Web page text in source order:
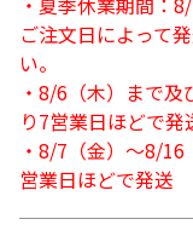
ご注文日によって
い。
・8/6（木）まで
り7営業日ほどで発
・8/7（金）～8/
営業日ほどで発送